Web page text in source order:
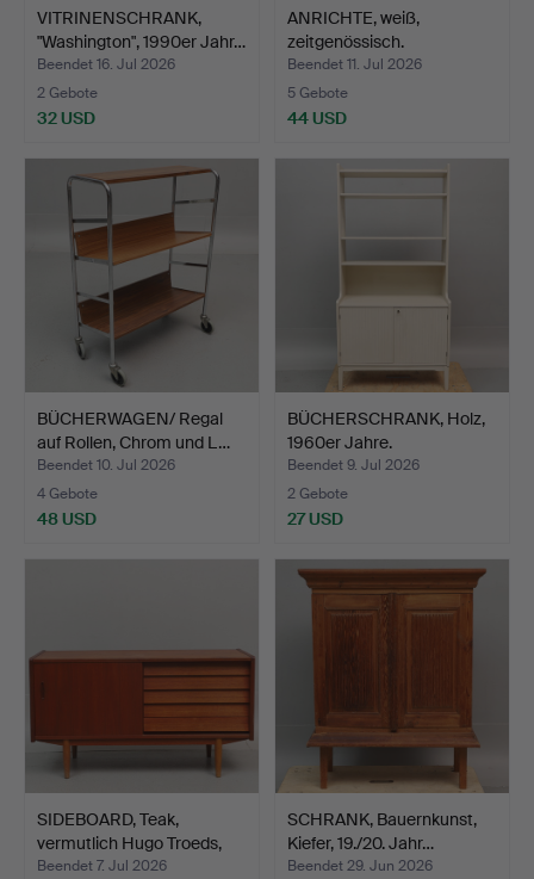
VITRINENSCHRANK,
"Washington", 1990er Jahr…
Beendet 16. Jul 2026
2 Gebote
32 USD
ANRICHTE, weiß,
zeitgenössisch.
Beendet 11. Jul 2026
5 Gebote
44 USD
BÜCHERWAGEN/ Regal
auf Rollen, Chrom und L…
Beendet 10. Jul 2026
4 Gebote
48 USD
BÜCHERSCHRANK, Holz,
1960er Jahre.
Beendet 9. Jul 2026
2 Gebote
27 USD
SIDEBOARD, Teak,
vermutlich Hugo Troeds,
B…
Beendet 7. Jul 2026
SCHRANK, Bauernkunst,
Kiefer, 19./20. Jahr…
Beendet 29. Jun 2026